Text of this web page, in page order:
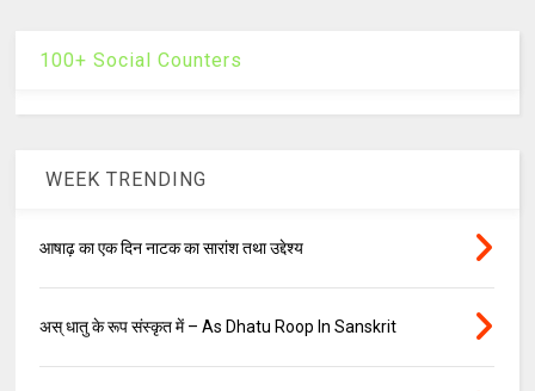
100+ Social Counters
WEEK TRENDING
आषाढ़ का एक दिन नाटक का सारांश तथा उद्देश्य
अस् धातु के रूप संस्कृत में – As Dhatu Roop In Sanskrit